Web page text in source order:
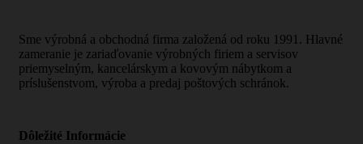
Sme výrobná a obchodná firma založená od roku 1991. Hlavné
zameranie je zariaďovanie výrobných firiem a servisov
priemyselným, kancelárskym a kovovým nábytkom a
príslušenstvom, výroba a predaj poštových schránok.
Dôležité Informácie